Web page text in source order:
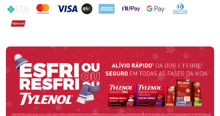
PIX MasterCard
VISA ELO AMEX NuPay Google PayDiners Club
Hipercard
Promoção em Destaque